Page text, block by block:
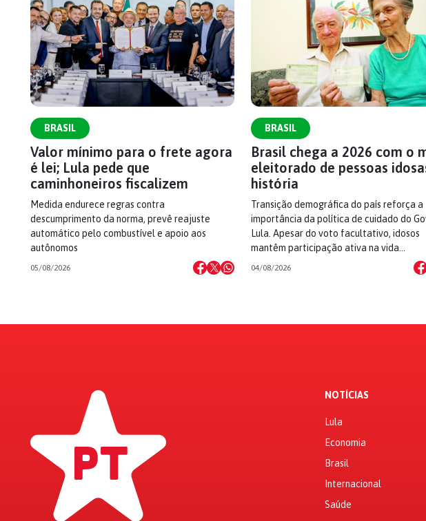
BRASIL
Valor mínimo para o frete agora
é lei; Lula pede que
caminhoneiros fiscalizem
Medida endurece regras contra
descumprimento da norma, prevê reajuste
automático pelo combustível e apoio aos
autônomos
05/08/2026
BRASIL
Brasil chega a 2026 com o
eleitorado de pessoas
história
Transição demográfica do país reforça a
importância da política de cuidado do
Lula. Apesar do voto facultativo, idosos
mantêm participação ativa na vida…
04/08/2026
NOTÍCIAS
Lula
Economia
Brasil
Internacional
Saúde